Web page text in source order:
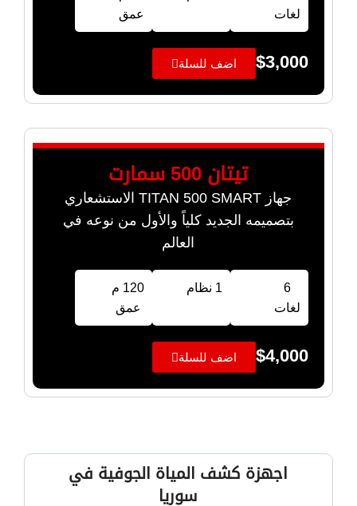
لغات
عمق
$3,000 اضف للسلة
تيتان 500 سمارت
جهاز TITAN 500 SMART الاستشعاري
بتصميمه الجديد كلياً والأول من نوعه في
العالم
6
لغات
1 نظام
120 م
عمق
$4,000 اضف للسلة
اجهزة كشف المياة الجوفية في
سوريا